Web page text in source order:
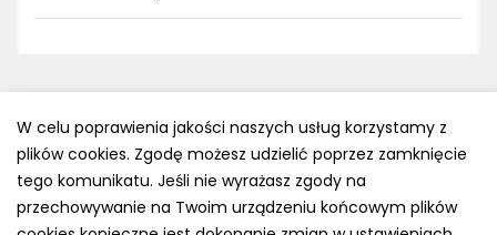
Polityka prywatności
e-mail: kontakt@opony.com.pl
W celu poprawienia jakości naszych usług korzystamy z
plików cookies. Zgodę możesz udzielić poprzez zamknięcie
tego komunikatu. Jeśli nie wyrażasz zgody na
przechowywanie na Twoim urządzeniu końcowym plików